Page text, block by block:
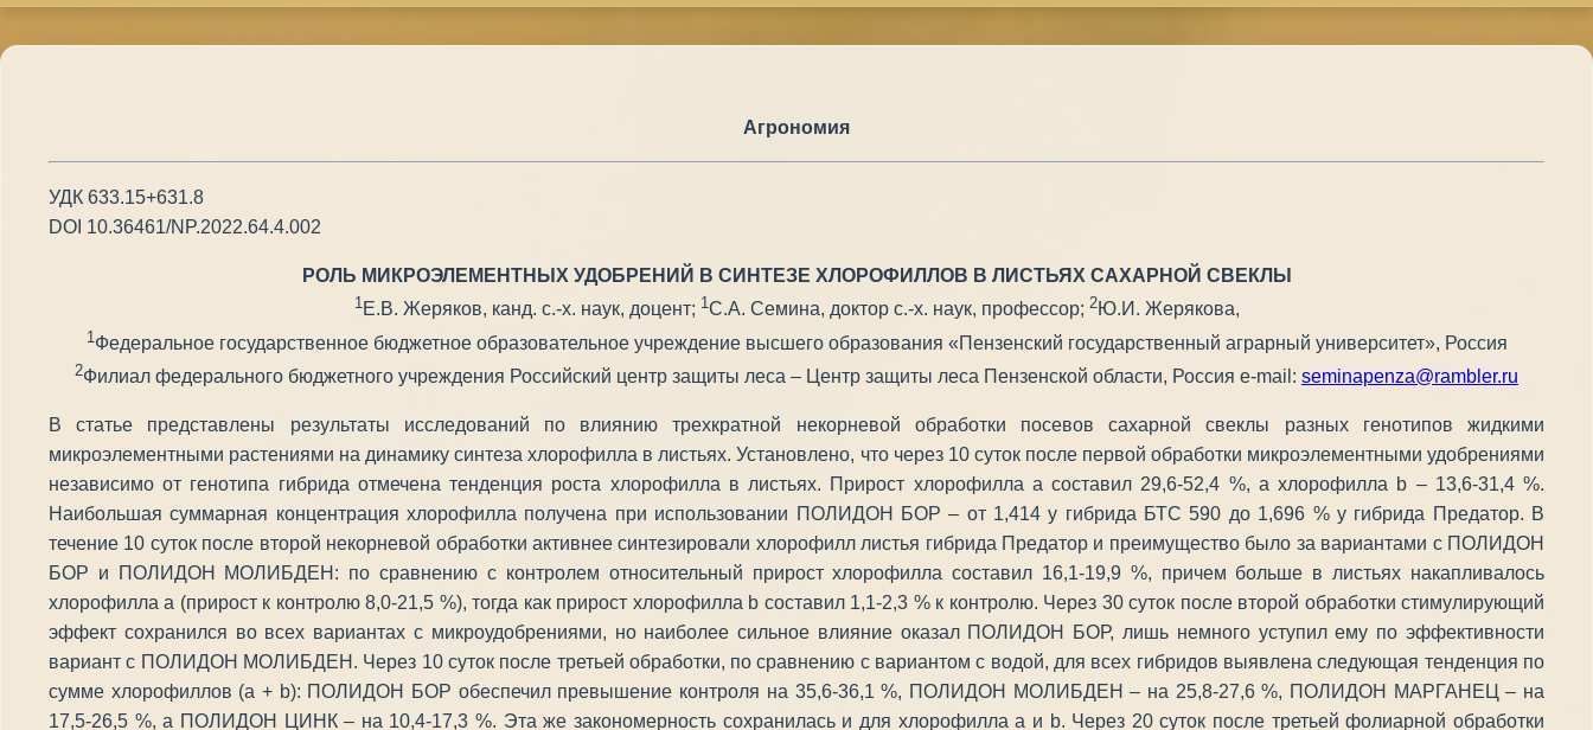
Агрономия
УДК 633.15+631.8
DOI 10.36461/NP.2022.64.4.002
РОЛЬ МИКРОЭЛЕМЕНТНЫХ УДОБРЕНИЙ В СИНТЕЗЕ ХЛОРОФИЛЛОВ В ЛИСТЬЯХ САХАРНОЙ СВЕКЛЫ
1Е.В. Жеряков, канд. с.-х. наук, доцент; 1С.А. Семина, доктор с.-х. наук, профессор; 2Ю.И. Жерякова,
1Федеральное государственное бюджетное образовательное учреждение высшего образования «Пензенский государственный аграрный университет», Россия
2Филиал федерального бюджетного учреждения Российский центр защиты леса – Центр защиты леса Пензенской области, Россия e-mail: seminapenza@rambler.ru
В статье представлены результаты исследований по влиянию трехкратной некорневой обработки посевов сахарной свеклы разных генотипов жидкими
микроэлементными растениями на динамику синтеза хлорофилла в листьях. Установлено, что через 10 суток после первой обработки микроэлементными удобрениями
независимо от генотипа гибрида отмечена тенденция роста хлорофилла в листьях. Прирост хлорофилла a составил 29,6-52,4 %, а хлорофилла b – 13,6-31,4 %.
Наибольшая суммарная концентрация хлорофилла получена при использовании ПОЛИДОН БОР – от 1,414 у гибрида БТС 590 до 1,696 % у гибрида Предатор. В
течение 10 суток после второй некорневой обработки активнее синтезировали хлорофилл листья гибрида Предатор и преимущество было за вариантами с ПОЛИДОН
БОР и ПОЛИДОН МОЛИБДЕН: по сравнению с контролем относительный прирост хлорофилла составил 16,1-19,9 %, причем больше в листьях накапливалось
хлорофилла а (прирост к контролю 8,0-21,5 %), тогда как прирост хлорофилла b составил 1,1-2,3 % к контролю. Через 30 суток после второй обработки стимулирующий
эффект сохранился во всех вариантах с микроудобрениями, но наиболее сильное влияние оказал ПОЛИДОН БОР, лишь немного уступил ему по эффективности
вариант с ПОЛИДОН МОЛИБДЕН. Через 10 суток после третьей обработки, по сравнению с вариантом с водой, для всех гибридов выявлена следующая тенденция по
сумме хлорофиллов (а + b): ПОЛИДОН БОР обеспечил превышение контроля на 35,6-36,1 %, ПОЛИДОН МОЛИБДЕН – на 25,8-27,6 %, ПОЛИДОН МАРГАНЕЦ – на
17,5-26,5 %, а ПОЛИДОН ЦИНК – на 10,4-17,3 %. Эта же закономерность сохранилась и для хлорофилла а и b. Через 20 суток после третьей фолиарной обработки